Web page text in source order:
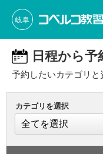
岐阜
日程から予
予約したいカテゴリと
カテゴリを選択